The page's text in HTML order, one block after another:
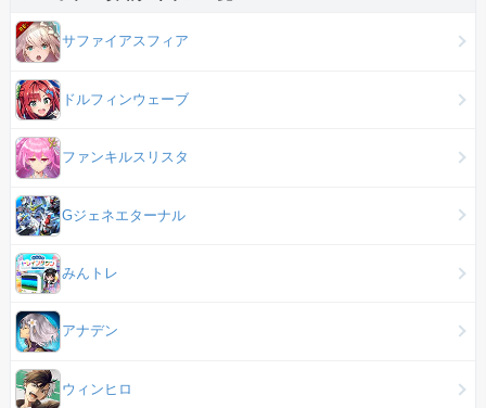
サファイアスフィア
ドルフィンウェーブ
ファンキルスリスタ
Gジェネエターナル
みんトレ
アナデン
ウィンヒロ